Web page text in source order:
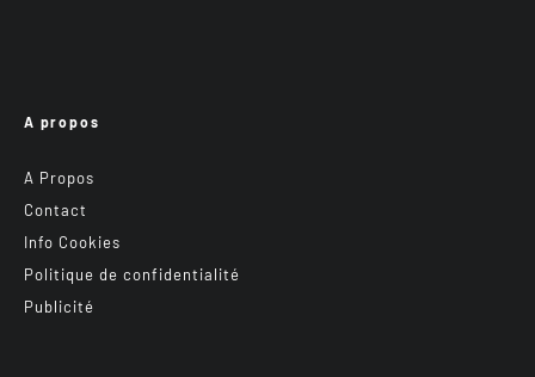
A propos
A Propos
Contact
Info Cookies
Politique de confidentialité
Publicité